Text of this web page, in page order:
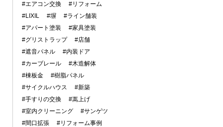
#エアコン交換
#リフォーム
#LIXIL
#塀
#ライン舗装
#アパート塗装
#家具塗装
#グリストラップ
#店舗
#遮音パネル
#内装ドア
#カーブレール
#木造解体
#棟板金
#樹脂パネル
#サイクルハウス
#新築
#手すりの交換
#嵩上げ
#室内クリーニング
#サンゲツ
#間口拡張
#リフォーム事例